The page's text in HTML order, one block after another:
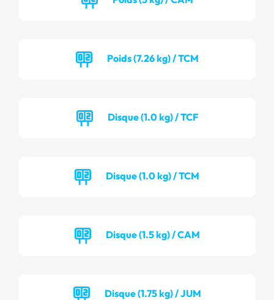
Poids (7.26 kg) / TCM
Disque (1.0 kg) / TCF
Disque (1.0 kg) / TCM
Disque (1.5 kg) / CAM
Disque (1.75 kg) / JUM